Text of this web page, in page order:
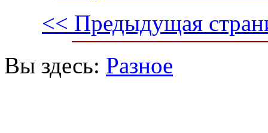
<< Предыдущая
Вы здесь: Разное